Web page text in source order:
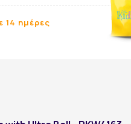
14 ημέρες